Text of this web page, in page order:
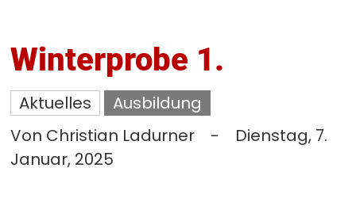
Winterprobe 1.
Aktuelles
Ausbildung
Von Christian Ladurner
-
Dienstag, 7.
Januar, 2025